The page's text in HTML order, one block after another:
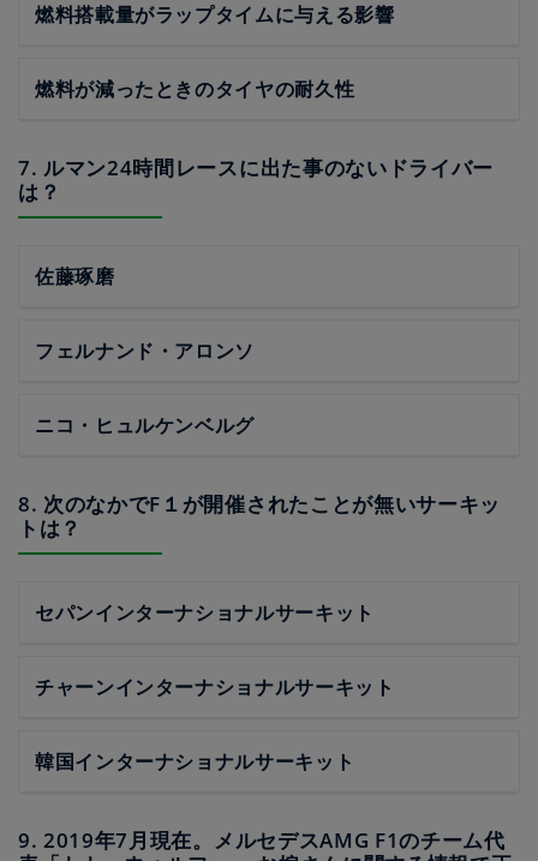
燃料搭載量がラップタイムに与える影響
燃料が減ったときのタイヤの耐久性
7. ルマン24時間レースに出た事のないドライバー
は？
佐藤琢磨
フェルナンド・アロンソ
ニコ・ヒュルケンベルグ
8. 次のなかでF１が開催されたことが無いサーキッ
トは？
セパンインターナショナルサーキット
チャーンインターナショナルサーキット
韓国インターナショナルサーキット
9. 2019年7月現在。メルセデスAMG F1のチーム代